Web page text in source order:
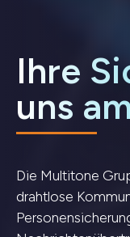
Ihre
uns
Die Multitone
drahtlose